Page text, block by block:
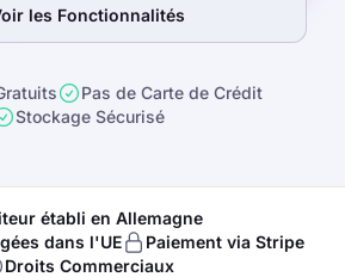
les Fonctionnalités
Pas de Carte de Crédit
Stockage Sécurisé
établi en Allemagne
dans l'UE
Paiement via Stripe
Droits Commerciaux